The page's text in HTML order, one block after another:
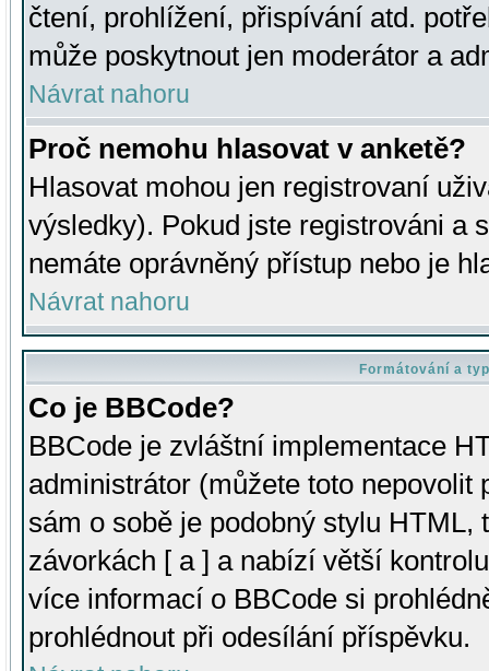
čtení, prohlížení, přispívání atd.
může poskytnout jen moderátor a
Návrat nahoru
Proč nemohu hlasovat v anketě?
Hlasovat mohou jen registrovaní
výsledky). Pokud jste registrováni a
nemáte oprávněný přístup nebo je
Návrat nahoru
Formátování a
Co je BBCode?
BBCode je zvláštní implementace
administrátor (můžete toto
sám o sobě je podobný stylu HTML,
závorkách [ a ] a nabízí větší
více informací o BBCode si
prohlédnout při odesílání příspěvku.